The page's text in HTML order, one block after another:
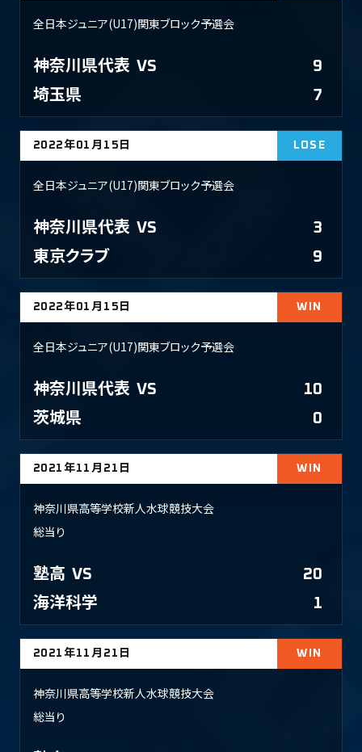
全日本ジュニア(U17)関東ブロック予選会
神奈川県代表 VS
9
埼玉県
7
2022年01月15日 LOSE
全日本ジュニア(U17)関東ブロック予選会
神奈川県代表 VS
3
東京クラブ
9
2022年01月15日 WIN
全日本ジュニア(U17)関東ブロック予選会
神奈川県代表 VS
10
茨城県
0
2021年11月21日 WIN
神奈川県高等学校新人水球競技大会
総当り
塾高 VS
20
海洋科学
1
2021年11月21日 WIN
神奈川県高等学校新人水球競技大会
総当り